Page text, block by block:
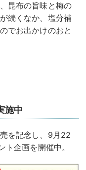
昆布の旨味と梅の
続くなか、塩分補
でお出かけのおと
施中
を記念し、9月22
企画を開催中。